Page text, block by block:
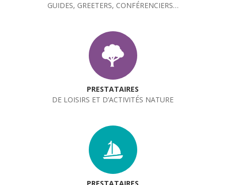
GUIDES, GREETERS, CONFÉRENCIERS…
PRESTATAIRES
DE LOISIRS ET D’ACTIVITÉS NATURE